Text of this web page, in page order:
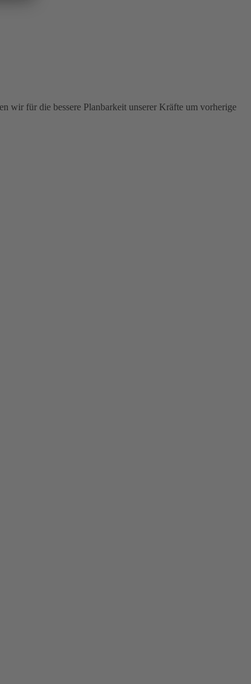
wir für die bessere Planbarkeit unserer Kräfte um vorherige